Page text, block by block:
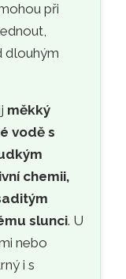
při
dlouhým
měkký
vodě s
chemii,
slunci. U
nebo
i s